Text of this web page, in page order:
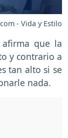
- Vida y Estilo
afirma que la
y contrario a
tan alto si se
nada.